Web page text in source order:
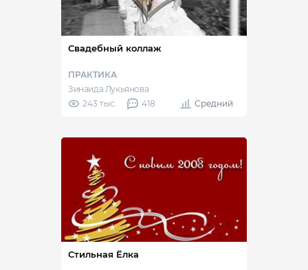
Свадебный коллаж
ПРАКТИКА
Зинаида Лукьянова
243 тыс.
418 Средний
Стильная Ёлка